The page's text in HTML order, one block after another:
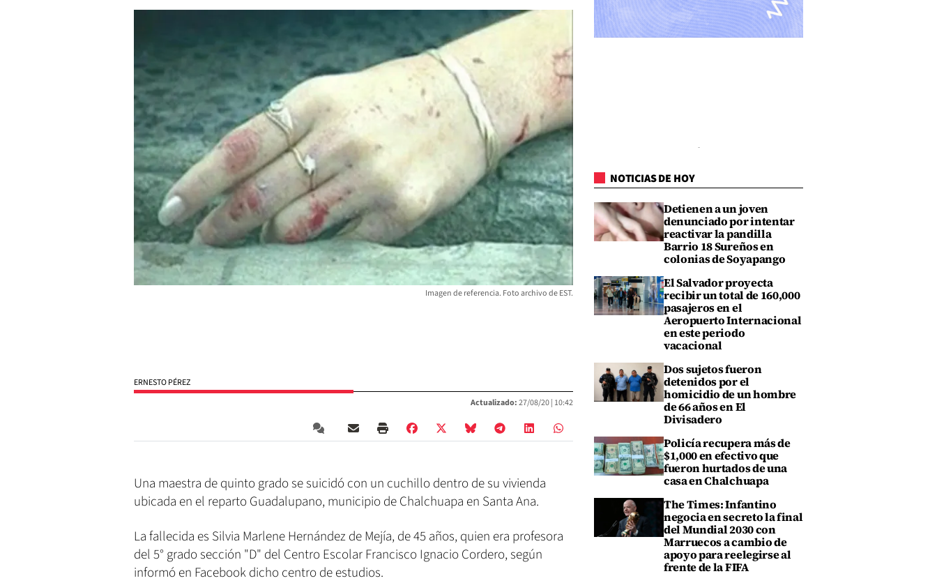
Imagen de referencia. Foto archivo de EST.
ERNESTO PÉREZ
Actualizado:27/08/20 | 10:42
Una maestra de quinto grado se suicidó con un cuchillo dentro de su vivienda
ubicada en el reparto Guadalupano, municipio de Chalchuapa en Santa Ana.
La fallecida es Silvia Marlene Hernández de Mejía, de 45 años, quien era profesora
del 5° grado sección "D" del Centro Escolar Francisco Ignacio Cordero, según
informó en Facebook dicho centro de estudios.
NOTICIAS DE HOY
Detienen a un joven
denunciado por intentar
reactivar la pandilla
Barrio 18 Sureños en
colonias de Soyapango
El Salvador proyecta
recibir un total de 160,000
pasajeros en el
Aeropuerto Internacional
en este periodo
vacacional
Dos sujetos fueron
detenidos por el
homicidio de un hombre
de 66 años en El
Divisadero
Policía recupera más de
$1,000 en efectivo que
fueron hurtados de una
casa en Chalchuapa
The Times: Infantino
negocia en secreto la final
del Mundial 2030 con
Marruecos a cambio de
apoyo para reelegirse al
frente de la FIFA